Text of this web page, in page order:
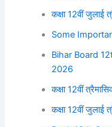
कक्षा 12वीं जुलाई
Some
Bihar Board
2026
कक्षा 12वीं
कक्षा 12वीं जुलाई